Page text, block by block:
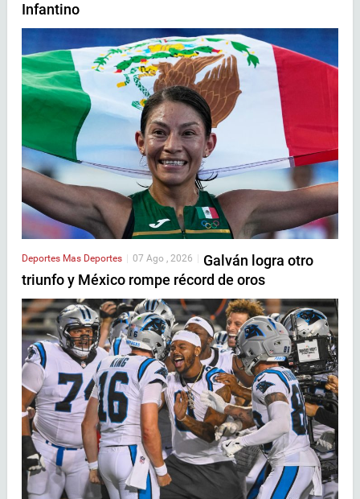
Infantino
Deportes Mas Deportes 07 Ago , 2026
Galván logra otro
triunfo y México rompe récord de oros